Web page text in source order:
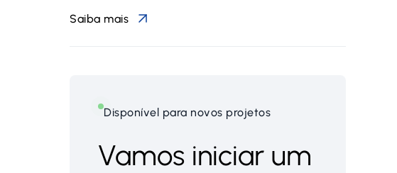
Saiba mais
Disponível para novos projetos
Vamos iniciar um